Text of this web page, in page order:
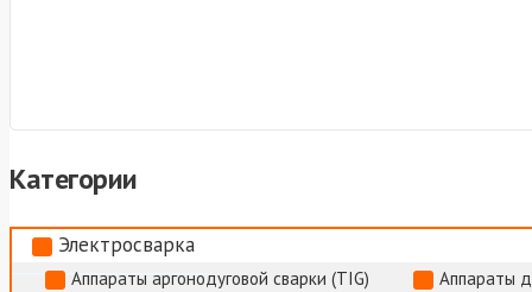
Категории
Электросварка
Аппараты аргонодуговой сварки (TIG)
Аппараты